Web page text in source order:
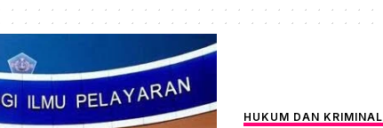
HUKUM DAN KRIMINAL